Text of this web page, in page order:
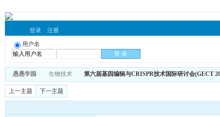
登录 注册
用户名
愚愚学园 生物技术 第六届基因编辑与CRISPR技术国际研讨会(GECT
上一主题 下一主题